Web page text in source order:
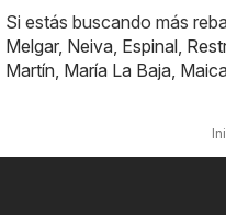
Si estás buscando más
Melgar, Neiva, Espinal,
Martín, María La Baja,